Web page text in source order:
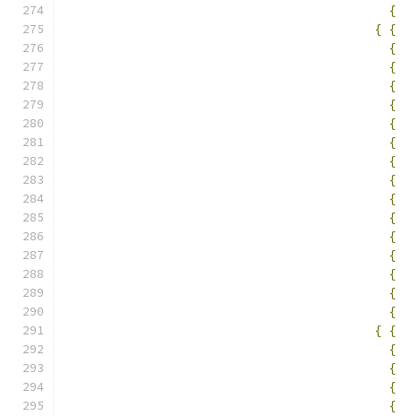
{
{ {
{
{
{
{
{
{
{
{
{
{
{
{
{
{
{
{ {
{
{
{
{